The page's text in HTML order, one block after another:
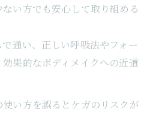
女性に人気の理由とは
マシンピラティスの理由を
す女性に人気のマシンピラ
スが女性の体型悩みを解消
い方でも安心して取り組める
通い、正しい呼吸法やフォー
果的なボディメイクへの近道
い方を誤るとケガのリスクが